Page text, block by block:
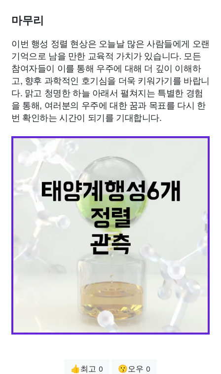
마무리
이번 행성 정렬 현상은 오늘날 많은 사람들에게 오랜
기억으로 남을 만한 교육적 가치가 있습니다. 모든
참여자들이 이를 통해 우주에 대해 더 깊이 이해하
고, 향후 과학적인 호기심을 더욱 키워가기를 바랍니
다. 맑고 청명한 하늘 아래서 펼쳐지는 특별한 경험
을 통해, 여러분의 우주에 대한 꿈과 목표를 다시 한
번 확인하는 시간이 되기를 기대합니다.
👍최고 0 😗오우 0